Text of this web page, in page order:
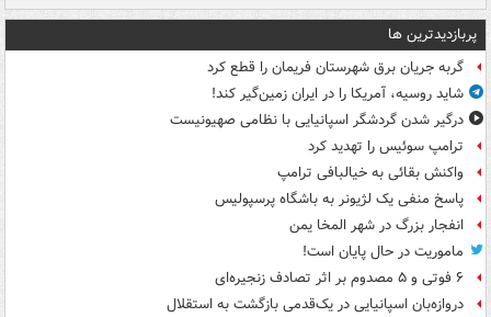
پربازدیدترین ها
گربه جریان برق شهرستان فریمان را قطع کرد
شاید روسیه، آمریکا را در ایران زمین‌گیر کند!
درگیر شدن گردشگر اسپانیایی با نظامی صهیونیست
ترامپ سوئیس را تهدید کرد
واکنش بقائی به خیالبافی ترامپ
پاسخ منفی یک لژیونر به باشگاه پرسپولیس
انفجار بزرگ در شهر المخا یمن
ماموریت در حال پایان است!
۶ فوتی و ۵ مصدوم بر اثر تصادف زنجیره‌ای
دروازه‌بان اسپانیایی در یک‌قدمی بازگشت به استقلال